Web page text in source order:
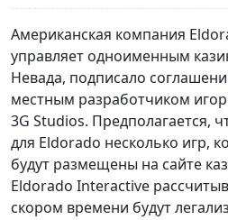
Американская компания
управляет одноименным
Невада, подписало
местным разработчиком
3G Studios. Предполагается,
для Eldorado несколько игр,
будут размещены на сайте
Eldorado Interactive
скором времени будут